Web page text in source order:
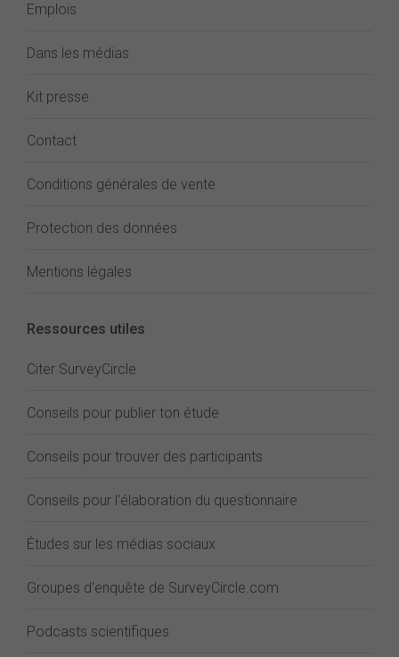
Emplois
Dans les médias
Kit presse
Contact
Conditions générales de vente
Protection des données
Mentions légales
Ressources utiles
Citer SurveyCircle
Conseils pour publier ton étude
Conseils pour trouver des participants
Conseils pour l'élaboration du questionnaire
Études sur les médias sociaux
Groupes d'enquête de SurveyCircle.com
Podcasts scientifiques